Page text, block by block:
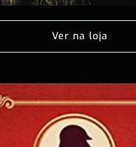
Ver na loja